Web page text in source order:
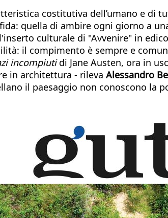
costitutiva dell’umano e di
quella di ambire ogni giorno a
culturale di "Avvenire" in
il compimento è sempre e
incompiutidi Jane Austen, ora in
in architettura - rileva Alessandro
il paesaggio non conoscono la